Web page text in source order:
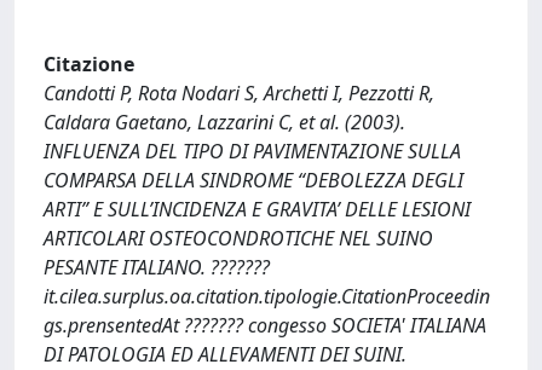
Citazione
Candotti P, Rota Nodari S, Archetti I, Pezzotti R,
Caldara Gaetano, Lazzarini C, et al. (2003).
INFLUENZA DEL TIPO DI PAVIMENTAZIONE SULLA
COMPARSA DELLA SINDROME “DEBOLEZZA DEGLI
ARTI” E SULL’INCIDENZA E GRAVITA’ DELLE LESIONI
ARTICOLARI OSTEOCONDROTICHE NEL SUINO
PESANTE ITALIANO. ???????
it.cilea.surplus.oa.citation.tipologie.CitationProceedin
gs.prensentedAt ??????? congesso SOCIETA' ITALIANA
DI PATOLOGIA ED ALLEVAMENTI DEI SUINI.